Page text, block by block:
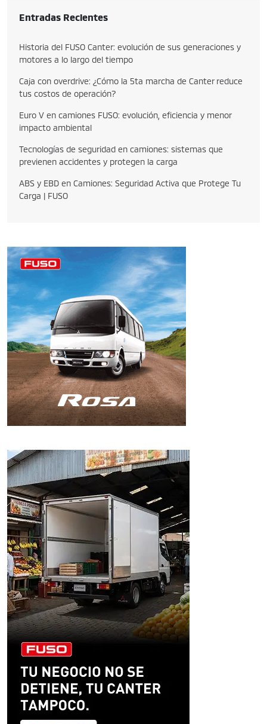
Entradas Recientes
Historia del FUSO Canter: evolución de sus generaciones y
motores a lo largo del tiempo
Caja con overdrive: ¿Cómo la 5ta marcha de Canter reduce
tus costos de operación?
Euro V en camiones FUSO: evolución, eficiencia y menor
impacto ambiental
Tecnologías de seguridad en camiones: sistemas que
previenen accidentes y protegen la carga
ABS y EBD en Camiones: Seguridad Activa que Protege Tu
Carga | FUSO